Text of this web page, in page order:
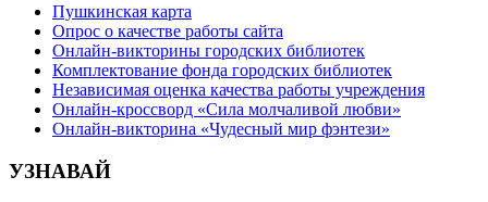
Пушкинская карта
Опрос о качестве работы сайта
Онлайн-викторины городских библиотек
Комплектование фонда городских библиотек
Независимая оценка качества работы учреждения
Онлайн-кроссворд «Сила молчаливой любви»
Онлайн-викторина «Чудесный мир фэнтези»
УЗНАВАЙ